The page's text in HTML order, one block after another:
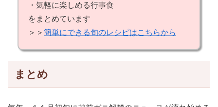
・気軽に楽しめる行事食
をまとめています
＞＞ 簡単にできる旬のレシピはこちらから
まとめ